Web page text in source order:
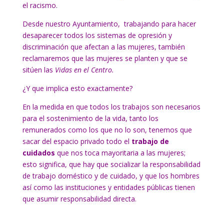
el racismo.
Desde nuestro Ayuntamiento, trabajando para hacer
desaparecer todos los sistemas de opresión y
discriminación que afectan a las mujeres, también
reclamaremos que las mujeres se planten y que se
sitúen las Vidas en el Centro.
¿Y que implica esto exactamente?
En la medida en que todos los trabajos son necesarios
para el sostenimiento de la vida, tanto los
remunerados como los que no lo son, tenemos que
sacar del espacio privado todo el trabajo de
cuidados que nos toca mayoritaria a las mujeres;
esto significa, que hay que socializar la responsabilidad
de trabajo doméstico y de cuidado, y que los hombres
así como las instituciones y entidades públicas tienen
que asumir responsabilidad directa.